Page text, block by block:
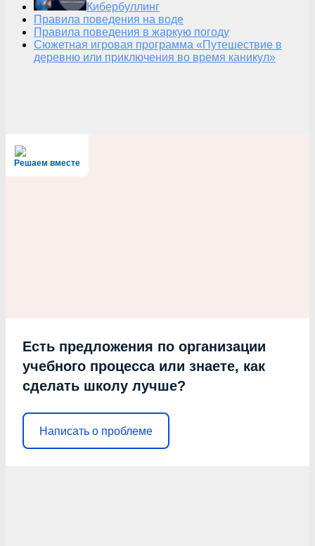
Кибербуллинг
Правила поведения на воде
Правила поведения в жаркую погоду
Сюжетная игровая программа «Путешествие в
деревню или приключения во время каникул»
Решаем вместе
Есть предложения по организации
учебного процесса или знаете, как
сделать школу лучше?
Написать о проблеме